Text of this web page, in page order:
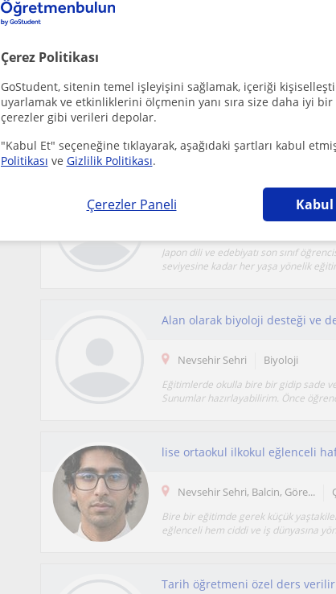
Çerez Politikası
GoStudent, sitenin temel işleyişini sağlamak, içeriği
uyarlamak ve etkinliklerini ölçmenin yanı sıra size daha iyi
çerezler gibi verileri depolar.
"Kabul Et" seçeneğine tıklayarak, aşağıdaki şartları kabul
Politikası ve Gizlilik Politikası.
Çerezler Paneli
Her seviye , üniversite hazırlık
Nevsehir Sehri Ingilizce
Japonca öğrenmek isteyen
Japon dili ve edebiyatı son sınıf
seviyesine kadar her yaşa yönelik
Alan olarak biyoloji desteği ve
Nevsehir Sehri Biyoloji
Eğitimlerde okulla bire bir gidip sade
Sunumlar hazırlayabilirim. Önce
lise ortaokul ilkokul eğlenceli
Nevsehir Sehri, Balcin, Göre...
Bire bir eğitimde gerek küçük
eğlenceli hem ciddi ve iş dünyasına
Tarih öğretmeni özel ders verilir